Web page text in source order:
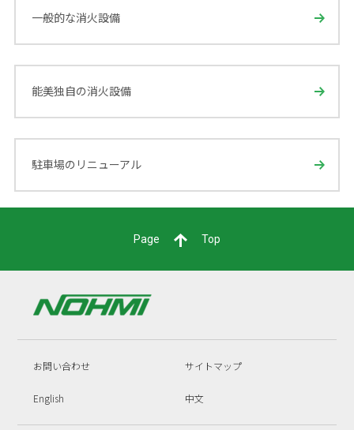
一般的な消火設備
能美独自の消火設備
駐車場のリニューアル
Page Top
お問い合わせ サイトマップ
English 中文